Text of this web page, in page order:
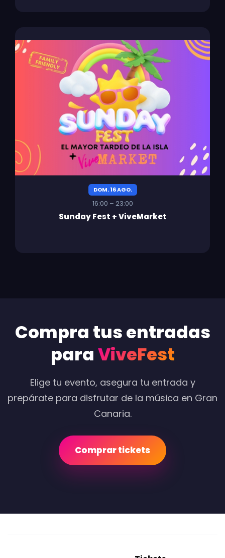
DOM. 16 AGO.
16:00 – 23:00
Sunday Fest + ViveMarket
Compra tus entradas
paraViveFest
Elige tu evento, asegura tu entrada y
prepárate para disfrutar de la música en Gran
Canaria.
Comprar tickets